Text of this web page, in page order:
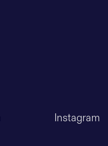
Instagram